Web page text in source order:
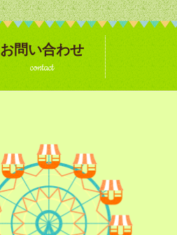
お問い合わせ
contact